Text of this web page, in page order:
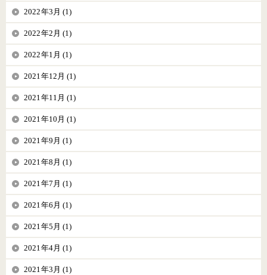
2022年3月 (1)
2022年2月 (1)
2022年1月 (1)
2021年12月 (1)
2021年11月 (1)
2021年10月 (1)
2021年9月 (1)
2021年8月 (1)
2021年7月 (1)
2021年6月 (1)
2021年5月 (1)
2021年4月 (1)
2021年3月 (1)